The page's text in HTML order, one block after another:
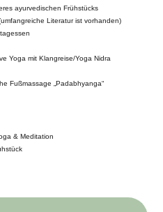
ayurvedischen Frühstücks
Literatur ist vorhanden)
Yoga mit Klangreise/Yoga Nidra
Fußmassage „Padabhyanga“
& Meditation